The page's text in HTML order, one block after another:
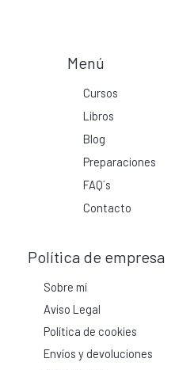
Menú
Cursos
Libros
Blog
Preparaciones
FAQ´s
Contacto
Política de empresa
Sobre mí
Aviso Legal
Política de cookies
Envíos y devoluciones